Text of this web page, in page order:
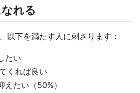
れる
以下を満たす人に刺さります：
たい
くれば良い
たい（50%）